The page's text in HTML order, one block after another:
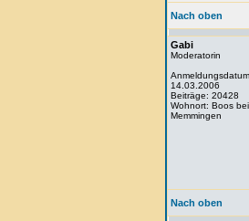
Nach oben
Gabi
Moderatorin
14.03.2006
Beiträge: 20428
Wohnort: Boos bei
Memmingen
Nach oben